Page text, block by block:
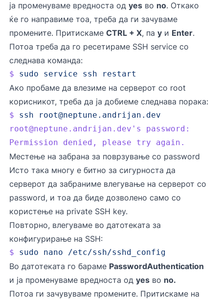
ја променуваме вредноста од yesво no. Откако
ќе го направиме тоа, треба да ги зачуваме
промените. Притискаме CTRL + X, па yи Enter.
Потоа треба да го ресетираме SSH service со
следнава команда:
$ sudo service ssh restart
Ако пробаме да влезиме на серверот со root
корисникот, треба да ја добиеме следнава порака:
$ ssh
root@neptune.andrijan.dev
root@neptune.andrijan.dev 's password:
Permission denied, please try again.
Местење на забрана за поврзување со password
Исто така многу е битно за сигурноста да
серверот да забраниме влегување на серверот со
password, и тоа да биде дозволено само со
користење на private SSH key.
Повторно, влегуваме во датотеката за
конфигурирање на SSH:
$ sudo nano /etc/ssh/sshd_config
Во датотеката го бараме PasswordAuthentication
и ја променуваме вредноста од yesво no.
Потоа ги зачувуваме промените. Притискаме на